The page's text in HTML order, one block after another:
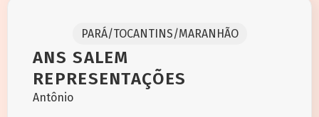
PARÁ/TOCANTINS/MARANHÃO
ANS SALEM
REPRESENTAÇÕES
Antônio